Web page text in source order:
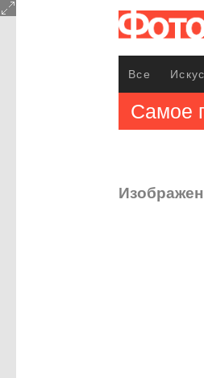
Все
Самое